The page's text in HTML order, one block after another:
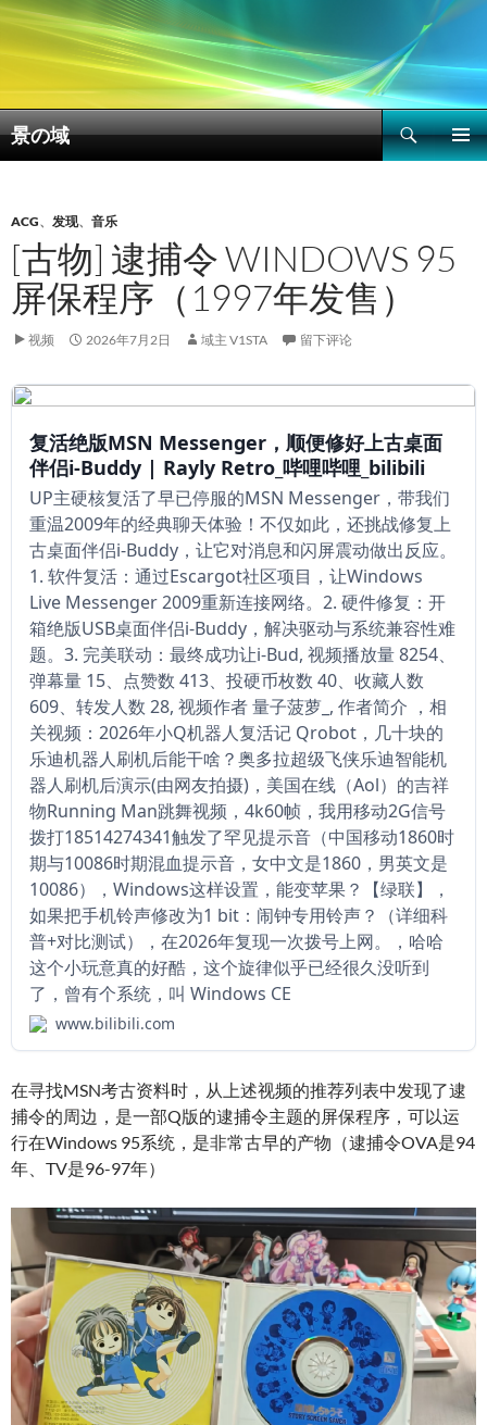
景の域
搜
索
文
ACG、 发现、 音乐
[古物] 逮捕令 WINDOWS 95
屏保程序（1997年发售）
视频 2026年7月2日 域主 V1STA 留下评论
复活绝版MSN Messenger，顺便修好上古桌面
伴侣i-Buddy | Rayly Retro_哔哩哔哩_bilibili
UP主硬核复活了早已停服的MSN Messenger，带我们
重温2009年的经典聊天体验！不仅如此，还挑战修复上
古桌面伴侣i-Buddy，让它对消息和闪屏震动做出反应。
1. 软件复活：通过Escargot社区项目，让Windows
Live Messenger 2009重新连接网络。2. 硬件修复：开
箱绝版USB桌面伴侣i-Buddy，解决驱动与系统兼容性难
题。3. 完美联动：最终成功让i-Bud, 视频播放量 8254、
弹幕量 15、点赞数 413、投硬币枚数 40、收藏人数
609、转发人数 28, 视频作者 量子菠萝_, 作者简介 ，相
关视频：2026年小Q机器人复活记 Qrobot，几十块的
乐迪机器人刷机后能干啥？奥多拉超级飞侠乐迪智能机
器人刷机后演示(由网友拍摄)，美国在线（Aol）的吉祥
物Running Man跳舞视频，4k60帧，我用移动2G信号
拨打18514274341触发了罕见提示音（中国移动1860时
期与10086时期混血提示音，女中文是1860，男英文是
10086），Windows这样设置，能变苹果？【绿联】，
如果把手机铃声修改为1 bit：闹钟专用铃声？（详细科
普+对比测试），在2026年复现一次拨号上网。，哈哈
这个小玩意真的好酷，这个旋律似乎已经很久没听到
了，曾有个系统，叫 Windows CE
www.bilibili.com
在寻找MSN考古资料时，从上述视频的推荐列表中发现了逮
捕令的周边，是一部Q版的逮捕令主题的屏保程序，可以运
行在Windows 95系统，是非常古早的产物（逮捕令OVA是94
年、TV是96-97年）